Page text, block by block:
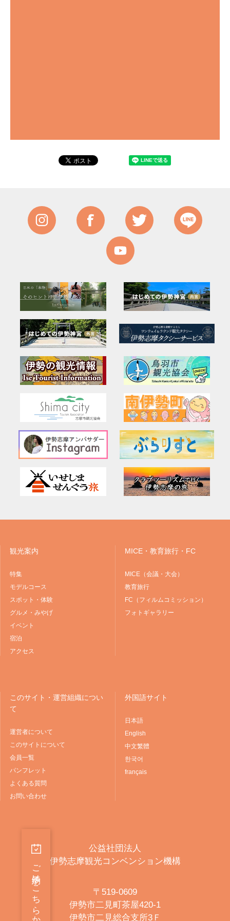
ご予約はこちらから
観光案内
特集
モデルコース
スポット・体験
グルメ・みやげ
イベント
宿泊
アクセス
MICE・教育旅行・FC
MICE（会議・大会）
教育旅行
FC（フィルムコミッション）
フォトギャラリー
このサイト・運営組織につい
て
運営者について
このサイトについて
会員一覧
パンフレット
よくある質問
お問い合わせ
外国語サイト
日本語
English
中文繁體
한국어
français
公益社団法人
伊勢志摩観光コンベンション機構
〒519-0609
伊勢市二見町茶屋420-1
伊勢市二見総合支所3Ｆ